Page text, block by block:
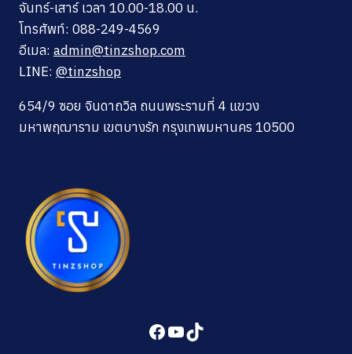
จันทร์-เสาร์ เวลา 10.00-18.00 น.
โทรศัพท์: 088-249-4569
อีเมล: admin@tinzshop.com
LINE: @tinzshop
654/9 ซอย จินดาถวิล ถนนพระรามที่ 4 แขวง
มหาพฤฒาราม เขตบางรัก กรุงเทพมหานคร 10500
Facebook
YouTube
TikTok